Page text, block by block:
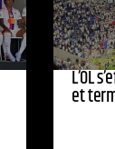
L’OL
et